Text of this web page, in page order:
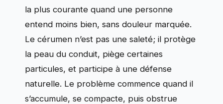
la plus courante quand une personne
entend moins bien, sans douleur marquée.
Le cérumen n’est pas une saleté; il protège
la peau du conduit, piège certaines
particules, et participe à une défense
naturelle. Le problème commence quand il
s’accumule, se compacte, puis obstrue